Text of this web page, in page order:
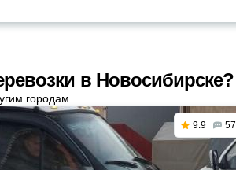
в Новосибирске?
городам
9.9 57